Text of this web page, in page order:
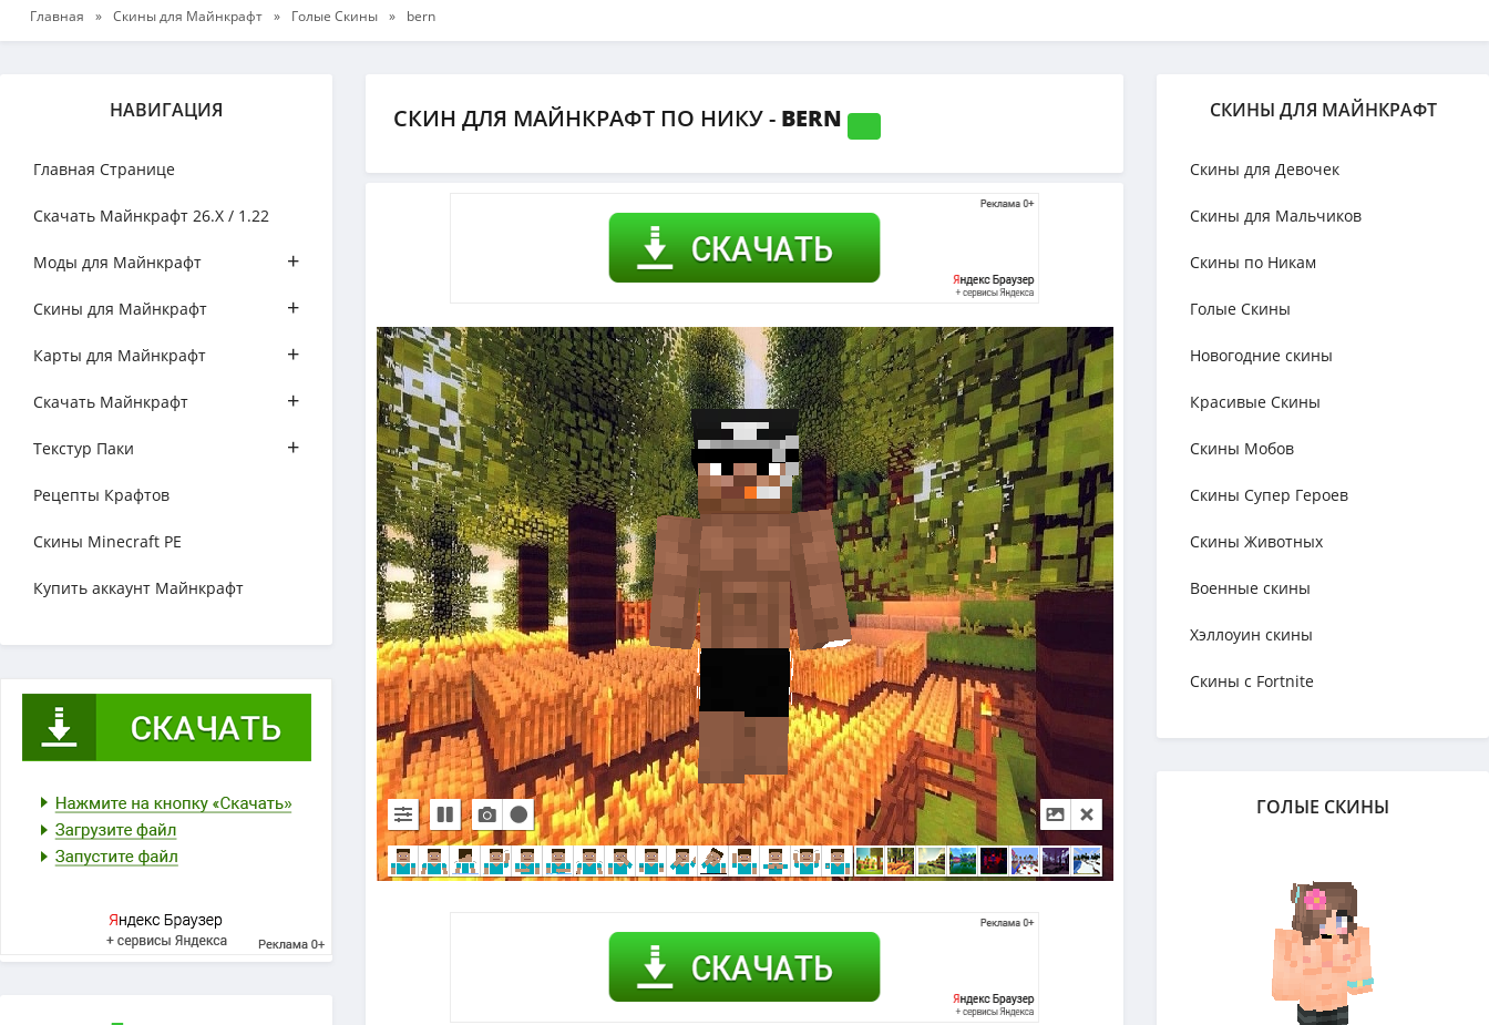
Главная » Скины для Майнкрафт » Голые Скины » bern
НАВИГАЦИЯ
Главная Странице
Скачать Майнкрафт 26.Х / 1.22
Моды для Майнкрафт +
Скины для Майнкрафт +
Карты для Майнкрафт +
Скачать Майнкрафт +
Текстур Паки +
Рецепты Крафтов
Скины Minecraft PE
Купить аккаунт Майнкрафт
СКИН ДЛЯ МАЙНКРАФТ ПО НИКУ - BERN СКИНЫ ДЛЯ МАЙНКРАФТ
Скины для Девочек
Скины для Мальчиков
Скины по Никам
Голые Скины
Новогодние скины
Красивые Скины
Скины Мобов
Скины Супер Героев
Скины Животных
Военные скины
Хэллоуин скины
Скины с Fortnite
ГОЛЫЕ СКИНЫ